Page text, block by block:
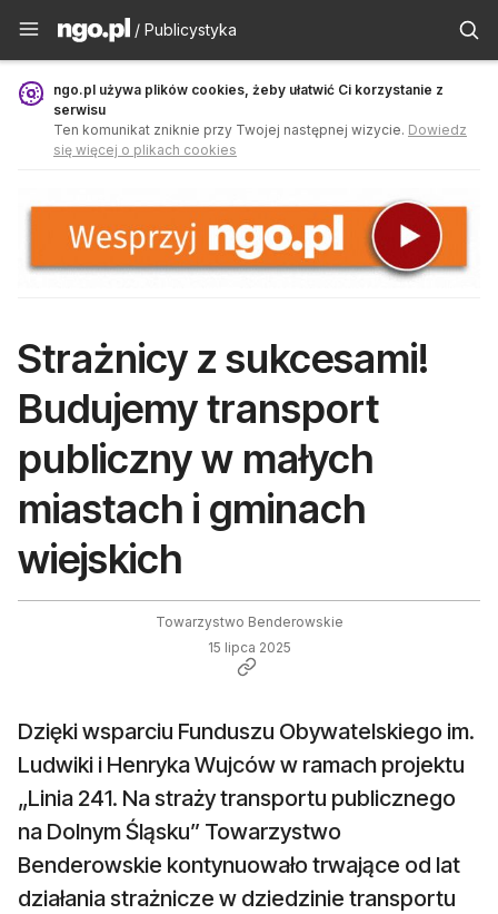
Publicystyka - ngo.pl
/ Publicystyka
ngo.pl używa plików cookies, żeby ułatwić Ci korzystanie z
serwisu
Ten komunikat zniknie przy Twojej następnej wizycie. Dowiedz
się więcej o plikach cookies
Strażnicy z sukcesami!
Budujemy transport
publiczny w małych
miastach i gminach
wiejskich
Towarzystwo Benderowskie
15 lipca 2025
Dzięki wsparciu Funduszu Obywatelskiego im.
Ludwiki i Henryka Wujców w ramach projektu
„Linia 241. Na straży transportu publicznego
na Dolnym Śląsku” Towarzystwo
Benderowskie kontynuowało trwające od lat
działania strażnicze w dziedzinie transportu